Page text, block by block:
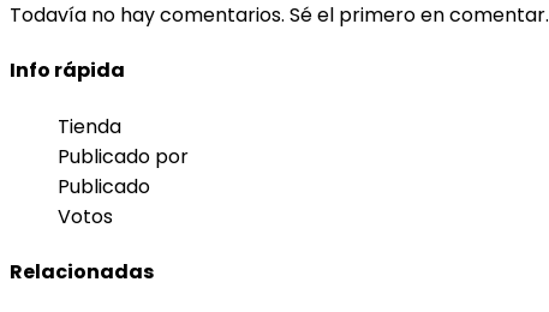
Todavía no hay comentarios. Sé el primero en comentar.
Info rápida
Tienda
Publicado por
Publicado
Votos
Relacionadas